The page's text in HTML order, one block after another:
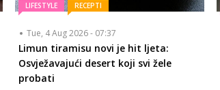
LIFESTYLE RECEPTI
Tue, 4 Aug 2026 - 07:37
Limun tiramisu novi je hit ljeta:
Osvježavajući desert koji svi žele
probati